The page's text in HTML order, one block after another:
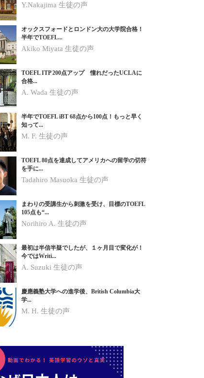
Y.Nakajima 生徒の声
オックスフォードとロンドン大の大学院合格！
半年でTOEFL...
Akiko Miyata 生徒の声
TOEFL ITP 200点アップ 憧れだったUCLAに
合格...
A. Wada 生徒の声
半年でTOEFL iBT 68点から100点！もっと早く
知って...
M. F. 生徒の声
TOEFL 80点を達成してアメリカへの留学の切符
を手に...
Tadahiro Masuoka 生徒の声
まわりの受講生から刺激を受け、目標のTOEFL
105点も“...
Norihiro A. 生徒の声
最初は半信半疑でしたが、１ヶ月目で変化が！
今ではWriti...
A. Suzuki 生徒の声
慶應義塾大学への進学後、British Columbia大
学...
M. H. 生徒の声